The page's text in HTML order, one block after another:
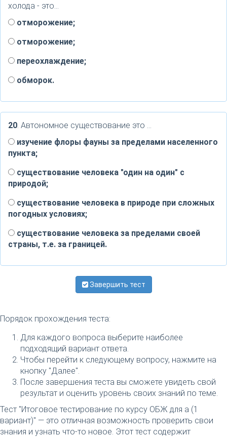
холода - это…
отморожение;
отморожение;
переохлаждение;
обморок.
20. Автономное существование это …
изучение флоры фауны за пределами населенного
пункта;
существование человека "один на один" с
природой;
существование человека в природе при сложных
погодных условиях;
существование человека за пределами своей
страны, т.е. за границей.
Завершить тест
Порядок прохождения теста:
Для каждого вопроса выберите наиболее
подходящий вариант ответа.
Чтобы перейти к следующему вопросу, нажмите на
кнопку "Далее".
После завершения теста вы сможете увидеть свой
результат и оценить уровень своих знаний по теме.
Тест "Итоговое тестирование по курсу ОБЖ для а (1
вариант)" — это отличная возможность проверить свои
знания и узнать что-то новое. Этот тест содержит